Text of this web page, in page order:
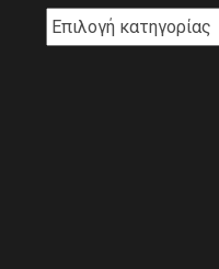
Kατηγορίες